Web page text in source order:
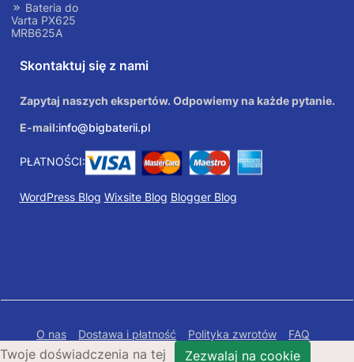
Bateria do
Varta PX625
MRB625A
Skontaktuj się z nami
Zapytaj naszych ekspertów. Odpowiemy na każde pytanie.
E-mail:info@bigbaterii.pl
PŁATNOŚCI:
WordPress Blog Wixsite Blog Blogger Blog
O nas Dostawa i płatność Polityka zwrotów
FAQ
Polityka prywatności
Mapa Strony
Twoje doświadczenia na tej Zezwalaj na cookie